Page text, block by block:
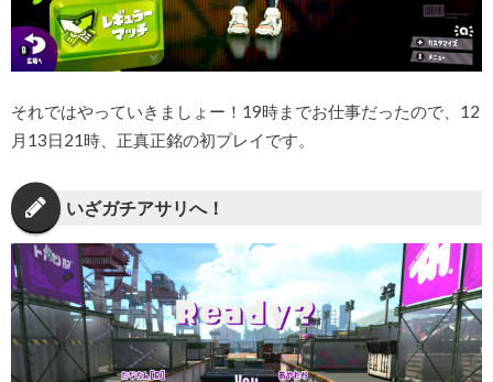
それではやっていきましょー！19時までお仕事だったので、12
月13日21時、正真正銘の初プレイです。
いざガチアサリへ！